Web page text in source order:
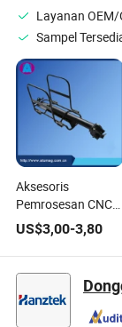
Layanan OEM/
Sampel
Aksesoris
Pemrosesan CNC
Profil Ekstrusi
Paduan Aluminium
untuk Kursi
Belakang Sepeda
US$3,00-3,80